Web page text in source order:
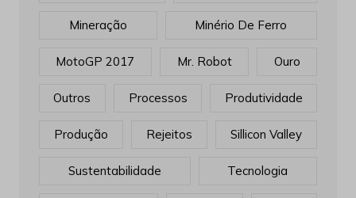
Mineração Minério De Ferro
MotoGP 2017 Mr. Robot Ouro
Outros Processos Produtividade
Produção Rejeitos Sillicon Valley
Sustentabilidade Tecnologia